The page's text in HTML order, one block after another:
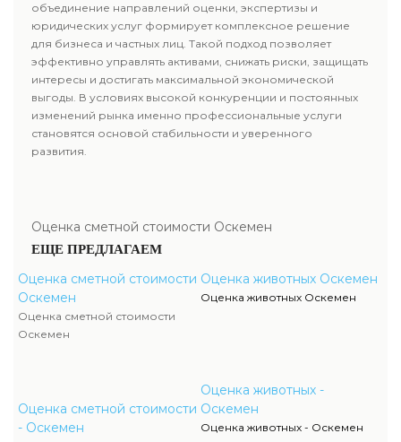
объединение направлений оценки, экспертизы и
юридических услуг формирует комплексное решение
для бизнеса и частных лиц. Такой подход позволяет
эффективно управлять активами, снижать риски, защищать
интересы и достигать максимальной экономической
выгоды. В условиях высокой конкуренции и постоянных
изменений рынка именно профессиональные услуги
становятся основой стабильности и уверенного
развития.
Оценка сметной стоимости Оскемен
ЕЩЕ ПРЕДЛАГАЕМ
Оценка сметной стоимости
Оскемен
Оценка сметной стоимости
Оскемен
Оценка сметной стоимости
- Оскемен
Оценка животных Оскемен
Оценка животных Оскемен
Оценка животных -
Оскемен
Оценка животных - Оскемен